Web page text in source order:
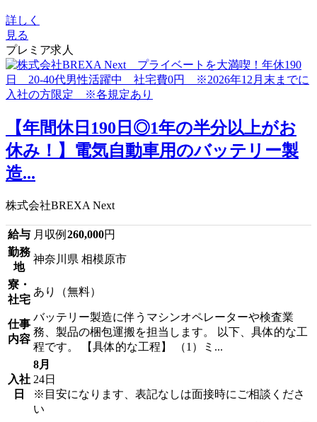
詳しく
見る
プレミア求人
【年間休日190日◎1年の半分以上がお
休み！】電気自動車用のバッテリー製
造...
株式会社BREXA Next
給与 月収例 260,000円
勤務
地
神奈川県 相模原市
寮・
社宅
あり（無料）
仕事
内容
バッテリー製造に伴うマシンオペレーターや検査業
務、製品の梱包運搬を担当します。 以下、具体的な工
程です。 【具体的な工程】 （1）ミ...
入社
日
8月
24日
※目安になります、表記なしは面接時にご相談くださ
い